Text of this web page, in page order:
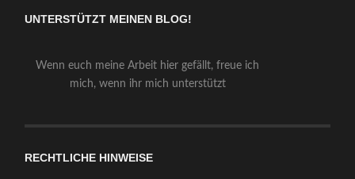
UNTERSTÜTZT MEINEN BLOG!
Wenn euch meine Arbeit hier gefällt, freue ich
mich, wenn ihr mich unterstützt
RECHTLICHE HINWEISE